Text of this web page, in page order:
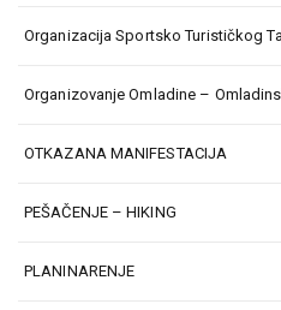
Organizacija Sportsko Turističkog
Organizovanje Omladine –
OTKAZANA MANIFESTACIJA
PEŠAČENJE – HIKING
PLANINARENJE